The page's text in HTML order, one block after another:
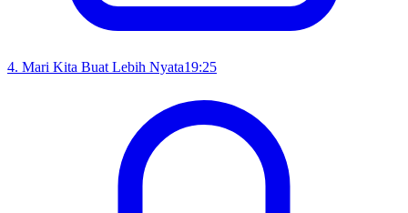
4. Mari Kita Buat Lebih Nyata19:25